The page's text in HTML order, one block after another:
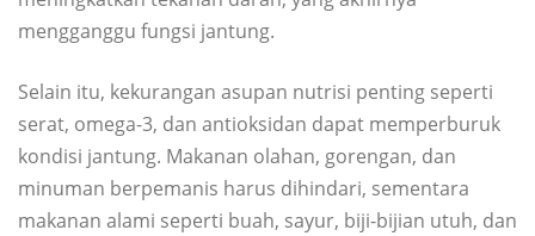
mengganggu fungsi jantung.
Selain itu, kekurangan asupan nutrisi penting seperti
serat, omega-3, dan antioksidan dapat memperburuk
kondisi jantung. Makanan olahan, gorengan, dan
minuman berpemanis harus dihindari, sementara
makanan alami seperti buah, sayur, biji-bijian utuh, dan